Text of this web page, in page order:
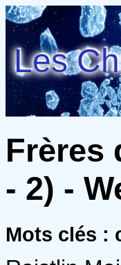
Les
Frères
- 2) -
Mots clés :